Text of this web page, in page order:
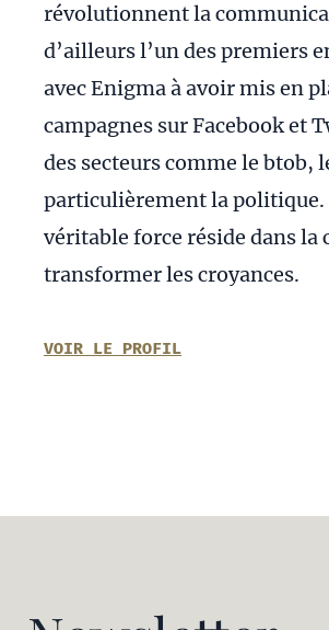
révolutionnent la
d’ailleurs l’un des premiers
avec Enigma à avoir mis en
campagnes sur Facebook et
des secteurs comme le btob,
particulièrement la politique.
véritable force réside dans la
transformer les croyances.
VOIR LE PROFIL